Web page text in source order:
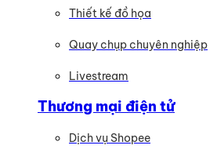
Thiết kế đồ họa
Quay chụp chuyên nghiệp
Livestream
Thương mại điện tử
Dịch vụ Shopee